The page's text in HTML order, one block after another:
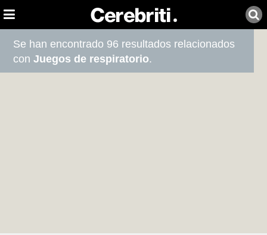
Se han encontrado 96 resultados relacionados
conJuegos de respiratorio.